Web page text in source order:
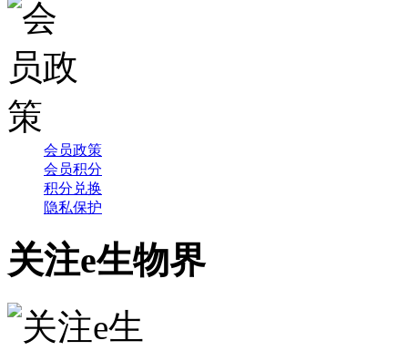
会员政策
会员积分
积分兑换
隐私保护
关注e生物界